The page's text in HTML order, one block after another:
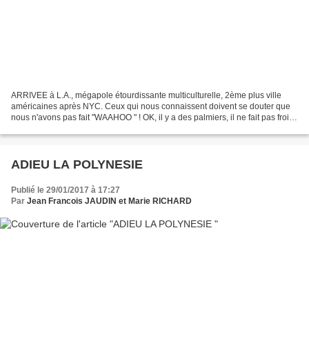
ARRIVEE à L.A., mégapole étourdissante multiculturelle, 2ème plus ville
américaines après NYC. Ceux qui nous connaissent doivent se douter que
nous n'avons pas fait "WAAHOO " ! OK, il y a des palmiers, il ne fait pas froid
ADIEU LA POLYNESIE
Publié le 29/01/2017 à 17:27
Par Jean Francois JAUDIN et Marie RICHARD